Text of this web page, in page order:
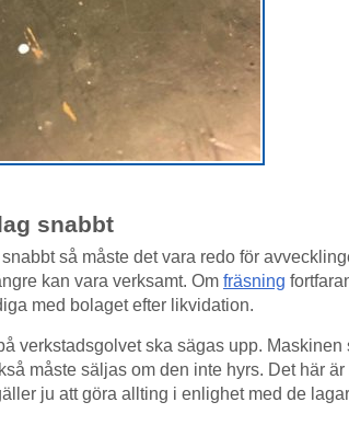
snabbt
så måste det vara redo för
kan vara verksamt. Om fräsning
med bolaget efter likvidation.
verkstadsgolvet ska sägas upp. Maskinen
måste säljas om den inte hyrs. Det här är
ju att göra allting i enlighet med de